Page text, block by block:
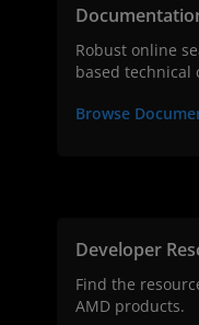
Robust online
based technical
Browse
Developer
Find the
AMD products.